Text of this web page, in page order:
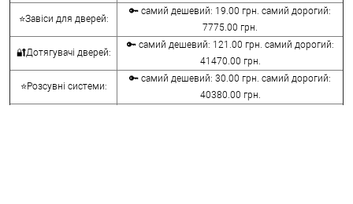
⭐Завіси для дверей:
🔑 самий дешевий: 19.00 грн. самий дорогий:
7775.00 грн.
🔐Дотягувачі дверей:
🔑 самий дешевий: 121.00 грн. самий дорогий:
41470.00 грн.
⭐Розсувні системи:
🔑 самий дешевий: 30.00 грн. самий дорогий:
40380.00 грн.